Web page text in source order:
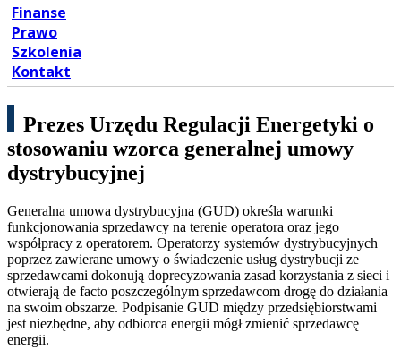
Finanse
Prawo
Szkolenia
Kontakt
Prezes Urzędu Regulacji Energetyki o
stosowaniu wzorca generalnej umowy
dystrybucyjnej
Generalna umowa dystrybucyjna (GUD) określa warunki
funkcjonowania sprzedawcy na terenie operatora oraz jego
współpracy z operatorem. Operatorzy systemów dystrybucyjnych
poprzez zawierane umowy o świadczenie usług dystrybucji ze
sprzedawcami dokonują doprecyzowania zasad korzystania z sieci i
otwierają de facto poszczególnym sprzedawcom drogę do działania
na swoim obszarze. Podpisanie GUD między przedsiębiorstwami
jest niezbędne, aby odbiorca energii mógł zmienić sprzedawcę
energii.